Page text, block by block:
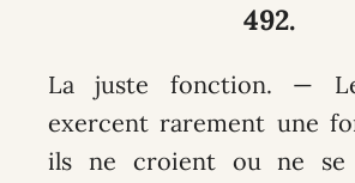
492.
La juste fonction. —
exercent rarement une
ils ne croient ou ne se